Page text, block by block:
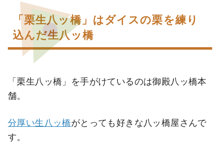
「栗生八ッ橋」はダイスの栗を練り
込んだ生八ッ橋
「栗生八ッ橋」を手がけているのは御殿八ッ橋本
舗。
分厚い生八ッ橋がとっても好きな八ッ橋屋さんで
す。